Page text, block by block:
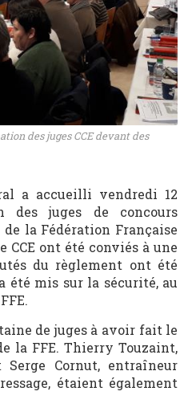
des juges CCE devant des
a accueilli vendredi 12
des juges de concours
la Fédération Française
CCE ont été conviés à une
du règlement ont été
été mis sur la sécurité, au
de juges à avoir fait le
la FFE. Thierry Touzaint,
Cornut, entraîneur
étaient également